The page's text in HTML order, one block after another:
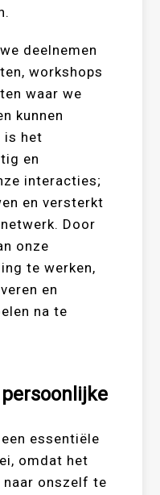
deelnemen
workshops
waar we
kunnen
is het
en
interacties;
en versterkt
Door
onze
te werken,
en
na te
essentiële
omdat het
onszelf te